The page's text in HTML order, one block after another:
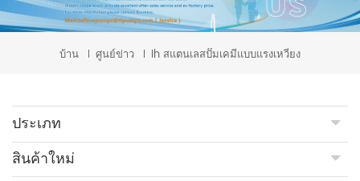
บ้าน ศูนย์ข่าว Ih สแตนเลสปั๊มเคมีแบบแรงเหวี่ยง
ประเภท
สินค้าใหม่